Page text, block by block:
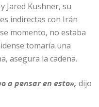
Jared Kushner, su
indirectas con Irán
momento, no estaba
tomaría una
asegura la cadena.
a pensar en esto», dijo